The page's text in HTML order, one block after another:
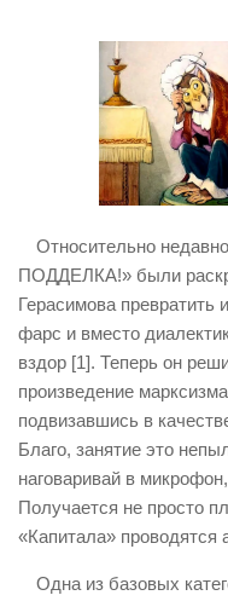
ПРОФСОЮЗНАЯ
ФЕДЕРАЦИЯ
НАРОДНАЯ ПРАВДА
Относительно
ПОДДЕЛКА!» были
Герасимова превратить
фарс и вместо
вздор [1]. Теперь он
произведение
подвизавшись в
Благо, занятие это
наговаривай в
Получается не просто
«Капитала» проводятся
Одна из базовых